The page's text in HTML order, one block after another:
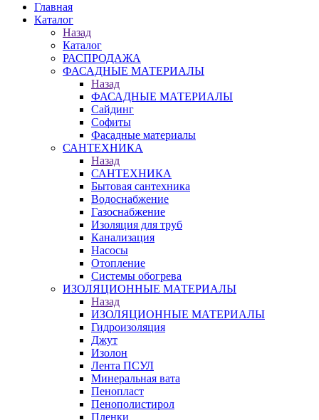
Главная
Каталог
Назад
Каталог
РАСПРОДАЖА
ФАСАДНЫЕ МАТЕРИАЛЫ
Назад
ФАСАДНЫЕ МАТЕРИАЛЫ
Сайдинг
Софиты
Фасадные материалы
САНТЕХНИКА
Назад
САНТЕХНИКА
Бытовая сантехника
Водоснабжение
Газоснабжение
Изоляция для труб
Канализация
Насосы
Отопление
Системы обогрева
ИЗОЛЯЦИОННЫЕ МАТЕРИАЛЫ
Назад
ИЗОЛЯЦИОННЫЕ МАТЕРИАЛЫ
Гидроизоляция
Джут
Изолон
Лента ПСУЛ
Минеральная вата
Пенопласт
Пенополистирол
Пленки